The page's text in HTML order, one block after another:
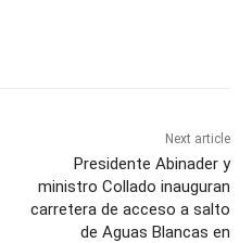
Next article
Presidente Abinader y
ministro Collado inauguran
carretera de acceso a salto
de Aguas Blancas en